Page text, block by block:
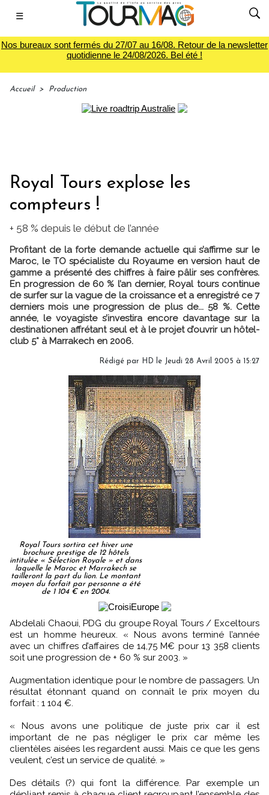
☰
Nos bureaux sont fermés du 27/07 au 16/08. Retour de la newsletter
quotidienne le 24/08/2026. Bel été !
Accueil > Production
Royal Tours explose les
compteurs !
+ 58 % depuis le début de l’année
Profitant de la forte demande actuelle qui s’affirme sur le
Maroc, le TO spécialiste du Royaume en version haut de
gamme a présenté des chiffres à faire pâlir ses confrères.
En progression de 60 % l’an dernier, Royal tours continue
de surfer sur la vague de la croissance et a enregistré ce 7
derniers mois une progression de plus de... 58 %. Cette
année, le voyagiste s’investira encore davantage sur la
destinationen affrétant seul et à le projet d’ouvrir un hôtel-
club 5* à Marrakech en 2006.
Rédigé par HD le Jeudi 28 Avril 2005 à 15:27
Royal Tours sortira cet hiver une
brochure prestige de 12 hôtels
intitulée « Sélection Royale » et dans
laquelle le Maroc et Marrakech se
tailleront la part du lion. Le montant
moyen du forfait par personne a été
de 1 104 € en 2004.
Abdelali Chaoui, PDG du groupe Royal Tours / Exceltours
est un homme heureux. « Nous avons terminé l’année
avec un chiffres d’affaires de 14,75 M€ pour 13 358 clients
soit une progression de + 60 % sur 2003. »
Augmentation identique pour le nombre de passagers. Un
résultat étonnant quand on connaît le prix moyen du
forfait : 1 104 €.
« Nous avons une politique de juste prix car il est
important de ne pas négliger le prix car même les
clientèles aisées les regardent aussi. Mais ce que les gens
veulent, c’est un service de qualité. »
Des détails (?) qui font la différence. Par exemple un